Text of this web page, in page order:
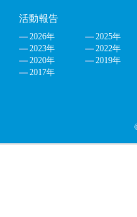
活動報告
2026年 2025年
2023年
2022年
2020年
2019年
2017年